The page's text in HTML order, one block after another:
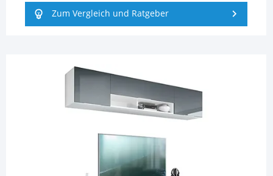
Zum Vergleich und Ratgeber